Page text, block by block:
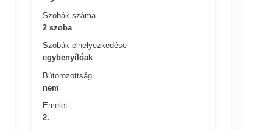
Szobák száma
2 szoba
Szobák elhelyezkedése
egybenyílóak
Bútorozottság
nem
Emelet
2.